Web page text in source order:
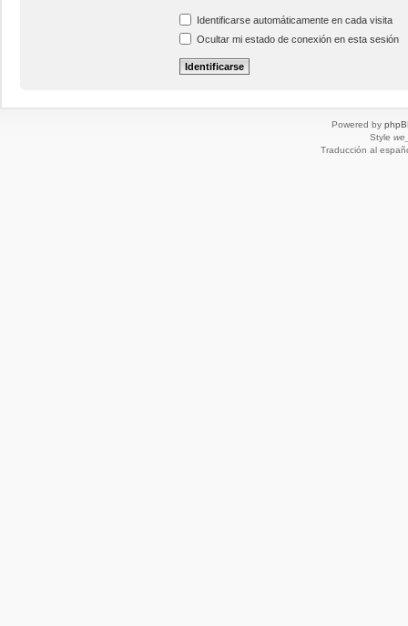
Identificarse automáticamente en cada visita
Ocultar mi estado de conexión en esta sesión
Powered by
Style
Traducción al